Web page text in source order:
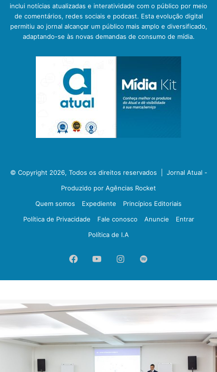
inclui notícias atualizadas e interatividade com o público por meio
de comentários, redes sociais e podcast. Esta evolução digital
permitiu ao jornal alcançar um público mais amplo e diversificado,
adaptando-se às novas demandas de consumo de mídia.
© Copyright 2026, Todos os direitos reservados | Jornal Atual -
Produzido por Agências Rocket
Quem somos
Expediente
Princípios Editoriais
Política de Privacidade
Fale conosco Anuncie
Entrar
Política de I.A
FacebookYouTubeInstagram
Spotify